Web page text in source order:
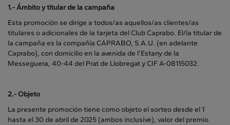
1.-Ámbito y titular de la campaña
Esta promoción se dirige a todos/as aquellos/as clientes/as
titulares o adicionales de la tarjeta del Club Caprabo. El/la titular de
la campaña es la compañía CAPRABO, S.A.U. (en adelante
Caprabo), con domicilio en la avenida de l’Estany de la
Messeguera, 40-44 del Prat de Llobregat y CIF A-08115032.
2.-Objeto
La presente promoción tiene como objeto el sorteo desde el 1
hasta el 30 de abril de 2025 (ambos inclusive), valor del premio